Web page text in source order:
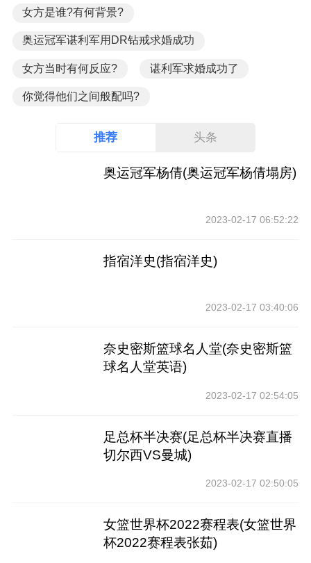
女方是谁?有何背景?
奥运冠军谌利军用DR钻戒求婚成功
女方当时有何反应? 谌利军求婚成功了
你觉得他们之间般配吗?
推荐 头条
奥运冠军杨倩(奥运冠军杨倩塌房)
2023-02-17 06:52:22
指宿洋史(指宿洋史)
2023-02-17 03:40:06
奈史密斯篮球名人堂(奈史密斯篮
球名人堂英语)
2023-02-17 02:54:05
足总杯半决赛(足总杯半决赛直播
切尔西VS曼城)
2023-02-17 02:50:05
女篮世界杯2022赛程表(女篮世界
杯2022赛程表张茹)